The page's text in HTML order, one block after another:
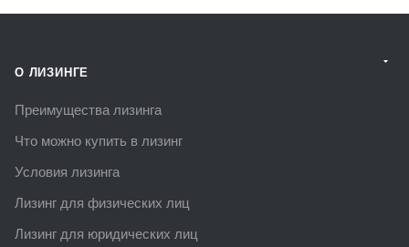
О ЛИЗИНГЕ
Преимущества лизинга
Что можно купить в лизинг
Условия лизинга
Лизинг для физических лиц
Лизинг для юридических лиц